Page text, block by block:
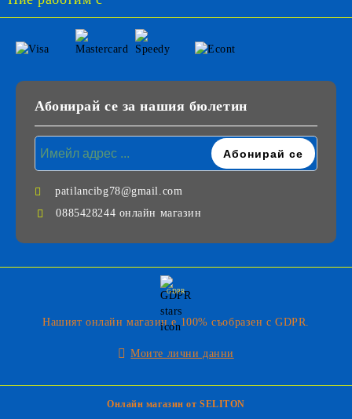
Абонирай се за нашия бюлетин
patilancibg78@gmail.com
0885428244 онлайн магазин
GDPR
Нашият онлайн магазин е 100% съобразен с GDPR.
Моите лични данни
Онлайн магазин от SELITON